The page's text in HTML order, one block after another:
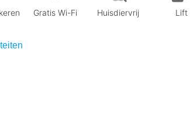
Gratis Wi-Fi Huisdiervrij Lift